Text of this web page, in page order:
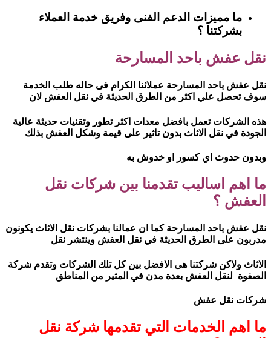
ما مميزات الدعم الفنى وفريق خدمة العملاء
بشركتنا ؟
نقل عفش باحد المسارحة
نقل عفش باحد المسارحة عملائنا الكرام فى حاله طلب الخدمة
سوف تحصل علي اكثر من الطرق الحديثة في نقل العفش لان
هذه الشركات تعمل بافضل معدات اكثر تطور وتقنيات حديثة عالية
الجودة في نقل الاثاث بدون تاثير على قيمة وشكل العفش بذلك
وبدون حدوث اي كسور او خدوش به
ما اهم اساليب تقدمنا بين شركات نقل
العفش ؟
نقل عفش باحد المسارحة كما ان عمالنا بشركات نقل الاثاث يكونون
مدربون على الطرق الحديثة في نقل العفش وينتشر نقل
الاثاث ولاكن شركتنا هى الافضل بين كل تلك الشركات وتقدم شركة
الصفوة لنقل العفش بعدة مدن في المثير من المناطق
شركات نقل عفش
ما اهم الخدمات التي تقدمها شركة نقل